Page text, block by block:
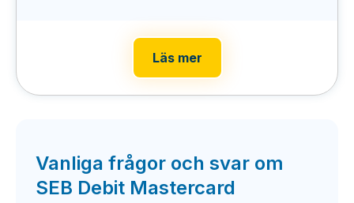
Läs mer
Vanliga frågor och svar om
SEB Debit Mastercard